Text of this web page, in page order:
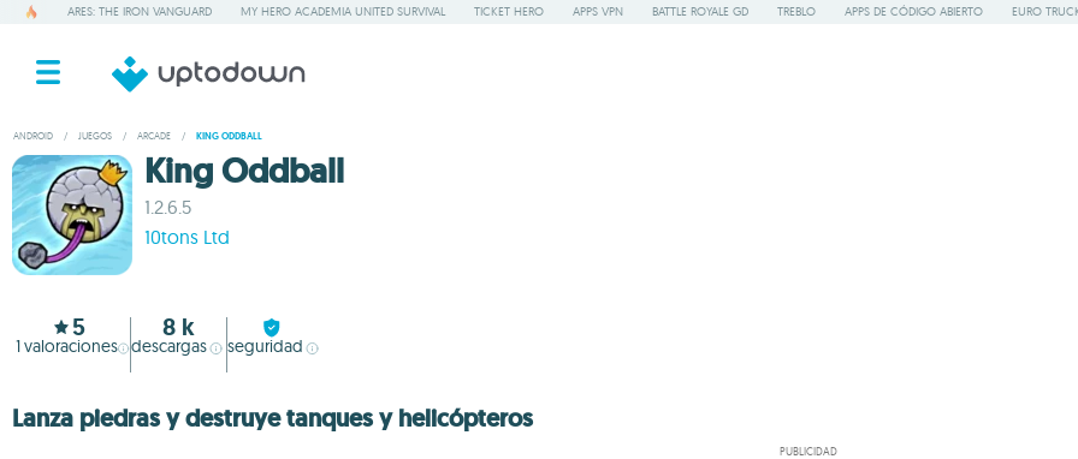
ARES: THE IRON VANGUARD MY HERO ACADEMIA UNITED SURVIVAL TICKET HERO APPS VPN BATTLE ROYALE GD TREBLO APPS DE CÓDIGO ABIERTO EURO
ANDROID / JUEGOS / ARCADE / KING ODDBALL
King Oddball
1.2.6.5
10tons Ltd
5
1valoraciones
8 k
descargas seguridad
Lanza piedras y destruye tanques y helicópteros
PUBLICIDAD